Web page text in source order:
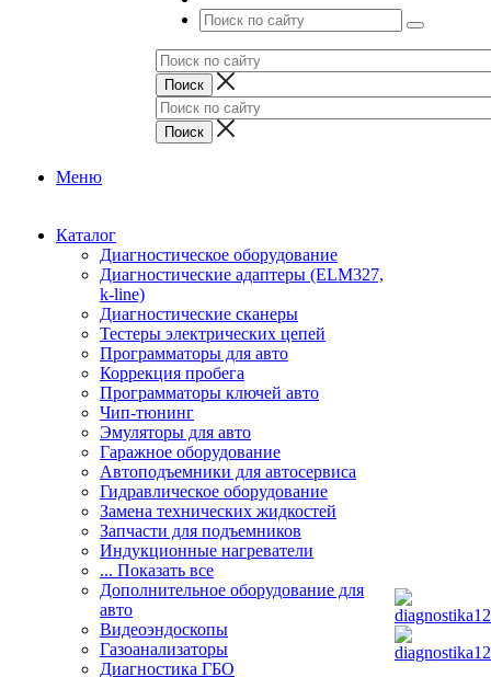
Меню
Каталог
Диагностическое оборудование
Диагностические адаптеры (ELM327,
k-line)
Диагностические сканеры
Тестеры электрических цепей
Программаторы для авто
Коррекция пробега
Программаторы ключей авто
Чип-тюнинг
Эмуляторы для авто
Гаражное оборудование
Автоподъемники для автосервиса
Гидравлическое оборудование
Замена технических жидкостей
Запчасти для подъемников
Индукционные нагреватели
... Показать все
Дополнительное оборудование для
авто
Видеоэндоскопы
Газоанализаторы
Диагностика ГБО